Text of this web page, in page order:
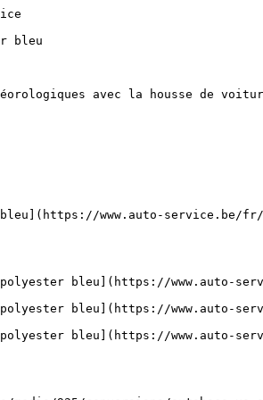
[Kabelbescherming](https://www.auto-service.be/fr/electrique/kabelbescherming)
    - [Bornes de charge de batterie](https://www.auto-service.be/fr/electrique/bornes-de-charge-de-batterie)
    - [Bornes à bornes de batterie](https://www.auto-service.be/fr/electrique/bornes-a-bornes-de-batterie)
    - [Connecteurs](https://www.auto-service.be/fr/electrique/connecteurs)
    - [GeÏsoleerde Chaussures de câble](https://www.auto-service.be/fr/ele